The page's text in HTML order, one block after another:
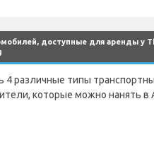
доступные для аренды у
4 различные типы
которые можно нанять в